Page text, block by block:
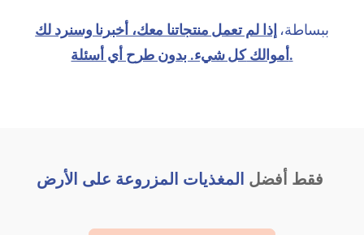
ببساطة، إذا لم تعمل منتجاتنا معك، أخبرنا وسنرد لك
أموالككل شيء. بدون طرح أي أسئلة.
فقط أفضل المغذيات المزروعة على الأرض